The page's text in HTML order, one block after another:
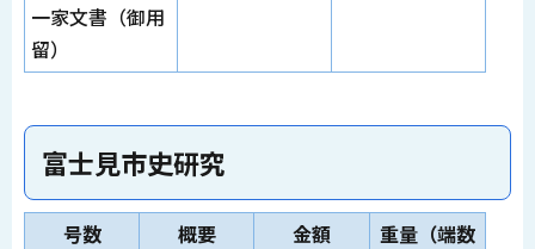
一家文書（御用
留）
富士見市史研究
号数 概要 金額
重量（端数